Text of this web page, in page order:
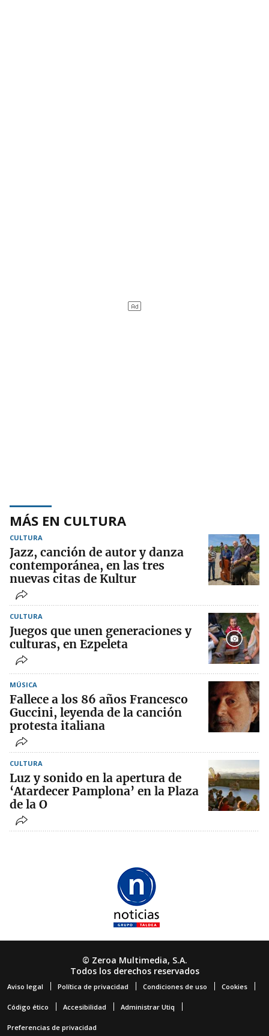
MÁS EN CULTURA
CULTURA
Jazz, canción de autor y danza
contemporánea, en las tres
nuevas citas de Kultur
CULTURA
Juegos que unen generaciones y
culturas, en Ezpeleta
MÚSICA
Fallece a los 86 años Francesco
Guccini, leyenda de la canción
protesta italiana
CULTURA
Luz y sonido en la apertura de
‘Atardecer Pamplona’ en la Plaza
de la O
© Zeroa Multimedia, S.A.
Todos los derechos reservados
Aviso legal Política de privacidad Condiciones de uso Cookies
Código ético Accesibilidad Administrar Utiq
Preferencias de privacidad